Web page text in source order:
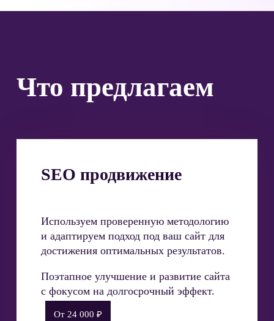
Что предлагаем
SEO продвижение
Используем проверенную методологию
и адаптируем подход под ваш сайт для
достижения оптимальных результатов.
Поэтапное улучшение и развитие сайта
с фокусом на долгосрочный эффект.
От 24 000 ₽